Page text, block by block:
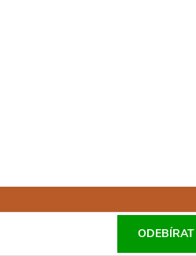
ODEBÍRAT